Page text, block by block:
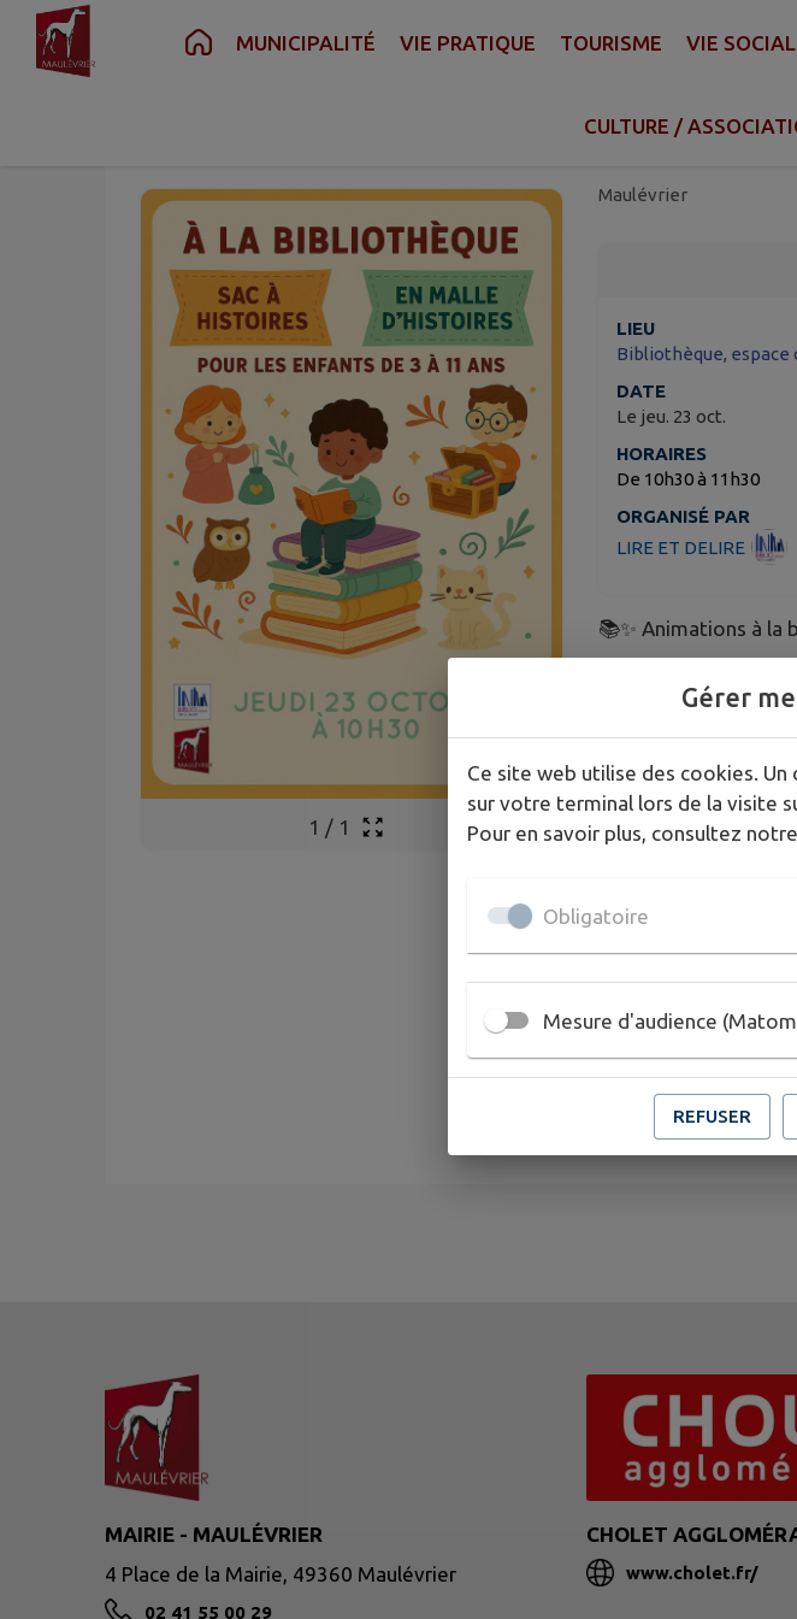
Contenu Menu Recherche Pied de page
MUNICIPALITÉ VIE PRATIQUE TOURISME VIE
CULTURE /
1 / 1
Maulévrier
LIEU
Bibliothèque, espace
DATE
Le jeu. 23 oct.
HORAIRES
De 10h30 à 11h30
ORGANISÉ PAR
LIRE ET DELIRE
📚✨ Animations à
Venez profiter
🕙 De 10h30 à 11h30
📖 Pour les enfants
🔎 Pour les enfants
📌 Réservez vite vos
MAIRIE - MAULÉVRIER
4 Place de la Mairie, 49360 Maulévrier
02 41 55 00 29
CHOLET
www.cholet.fr/
Gérer
Ce site web utilise des cookies.
sur votre terminal lors de la visite
Pour en savoir plus, consultez notre
Obligatoire
Mesure d'audience
REFUSER